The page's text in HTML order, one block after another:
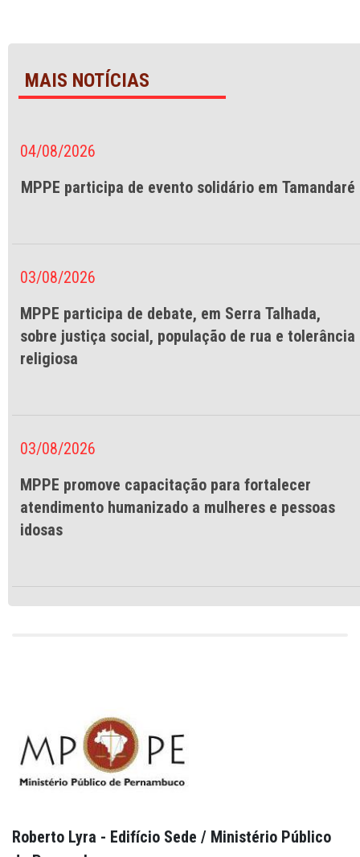
MAIS NOTÍCIAS
04/08/2026
MPPE participa de evento solidário em Tamandaré
03/08/2026
MPPE participa de debate, em Serra Talhada,
sobre justiça social, população de rua e tolerância
religiosa
03/08/2026
MPPE promove capacitação para fortalecer
atendimento humanizado a mulheres e pessoas
idosas
Roberto Lyra - Edifício Sede / Ministério Público